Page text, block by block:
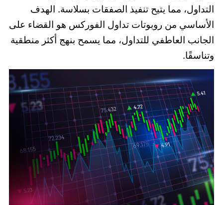
التداول، مما يتيح تنفيذ الصفقات بسلاسة. الهدف
الأساسي من روبوتات تداول الفوركس هو القضاء على
الجانب العاطفي للتداول، مما يسمح بنهج أكثر منطقية
وتناسقًا.